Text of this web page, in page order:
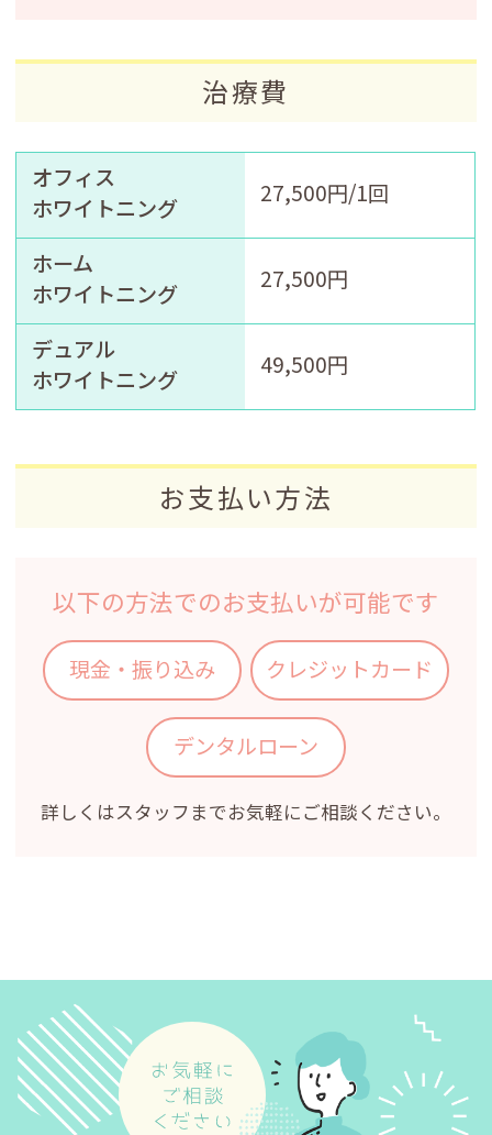
治療費
オフィス
ホワイトニング
27,500円/1回
ホーム
ホワイトニング
27,500円
デュアル
ホワイトニング
49,500円
お支払い方法
以下の方法でのお支払いが可能です
現金・振り込み クレジットカード
デンタルローン
詳しくはスタッフまでお気軽にご相談ください。